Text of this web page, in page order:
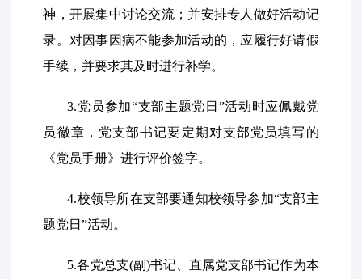
神，开展集中讨论交流；并安排专人做好活动记
录。对因事因病不能参加活动的，应履行好请假
手续，并要求其及时进行补学。
3.党员参加“支部主题党日”活动时应佩戴党
员徽章，党支部书记要定期对支部党员填写的
《党员手册》进行评价签字。
4.校领导所在支部要通知校领导参加“支部主
题党日”活动。
5.各党总支(副)书记、直属党支部书记作为本